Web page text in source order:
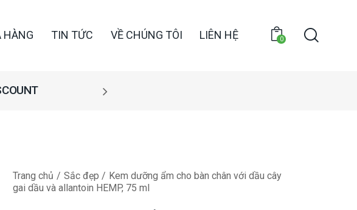
HÀNG TIN TỨC VỀ CHÚNG TÔI LIÊN HỆ 0
Trang chủ Sắc đẹp
Kem dưỡng ẩm cho bàn chân với dầu cây
gai dầu và allantoin HEMP, 75 ml